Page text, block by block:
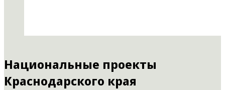
Национальные проекты
Краснодарского края